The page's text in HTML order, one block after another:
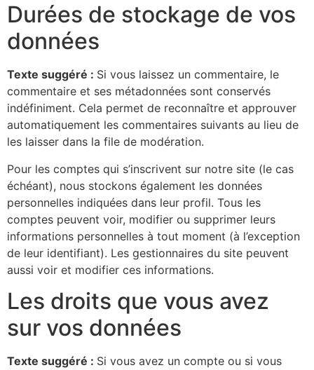
Durées de stockage de vos
données
Texte suggéré : Si vous laissez un commentaire, le
commentaire et ses métadonnées sont conservés
indéfiniment. Cela permet de reconnaître et approuver
automatiquement les commentaires suivants au lieu de
les laisser dans la file de modération.
Pour les comptes qui s’inscrivent sur notre site (le cas
échéant), nous stockons également les données
personnelles indiquées dans leur profil. Tous les
comptes peuvent voir, modifier ou supprimer leurs
informations personnelles à tout moment (à l’exception
de leur identifiant). Les gestionnaires du site peuvent
aussi voir et modifier ces informations.
Les droits que vous avez
sur vos données
Texte suggéré : Si vous avez un compte ou si vous